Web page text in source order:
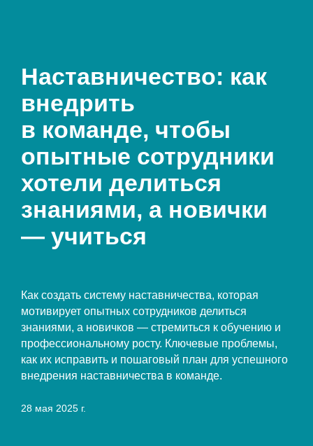
Наставничество: как
внедрить
в команде, чтобы
опытные сотрудники
хотели делиться
знаниями, а новички
— учиться
Как создать систему наставничества, которая
мотивирует опытных сотрудников делиться
знаниями, а новичков — стремиться к обучению и
профессиональному росту. Ключевые проблемы,
как их исправить и пошаговый план для успешного
внедрения наставничества в команде.
28 мая 2025 г.